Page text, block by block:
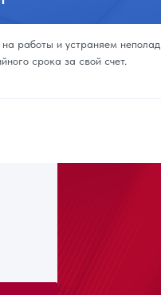
работы и устраняем
срока за свой счет.